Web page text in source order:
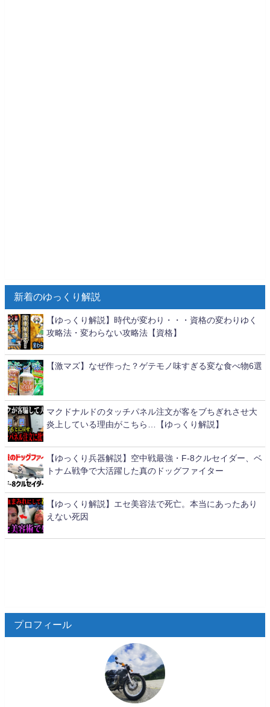
新着のゆっくり解説
【ゆっくり解説】時代が変わり・・・資格の変わりゆく
攻略法・変わらない攻略法【資格】
【激マズ】なぜ作った？ゲテモノ味すぎる変な食べ物6選
マクドナルドのタッチパネル注文が客をブちぎれさせ大
炎上している理由がこちら…【ゆっくり解説】
【ゆっくり兵器解説】空中戦最強・F-8クルセイダー、ベ
トナム戦争で大活躍した真のドッグファイター
【ゆっくり解説】エセ美容法で死亡。本当にあったあり
えない死因
プロフィール